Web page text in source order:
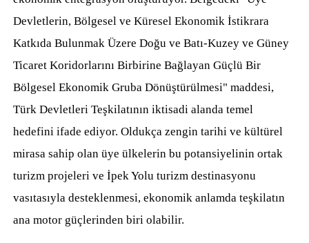
Devletlerin, Bölgesel ve Küresel Ekonomik İstikrara
Katkıda Bulunmak Üzere Doğu ve Batı-Kuzey ve Güney
Ticaret Koridorlarını Birbirine Bağlayan Güçlü Bir
Bölgesel Ekonomik Gruba Dönüştürülmesi" maddesi,
Türk Devletleri Teşkilatının iktisadi alanda temel
hedefini ifade ediyor. Oldukça zengin tarihi ve kültürel
mirasa sahip olan üye ülkelerin bu potansiyelinin ortak
turizm projeleri ve İpek Yolu turizm destinasyonu
vasıtasıyla desteklenmesi, ekonomik anlamda teşkilatın
ana motor güçlerinden biri olabilir.